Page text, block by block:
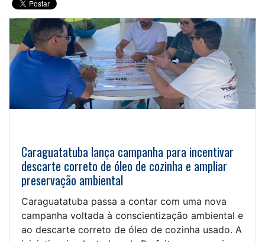
Caraguatatuba lança campanha para incentivar
descarte correto de óleo de cozinha e ampliar
preservação ambiental
Caraguatatuba passa a contar com uma nova
campanha voltada à conscientização ambiental e
ao descarte correto de óleo de cozinha usado. A